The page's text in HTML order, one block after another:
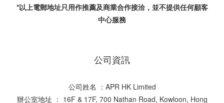
*以上電郵地址只用作推薦及商業合作接洽，並不提供任何顧客
中心服務
公司資訊
公司姓名 ：APR HK Limited
辦公室地址 ： 16F & 17F, 700 Nathan Road, Kowloon, Hong